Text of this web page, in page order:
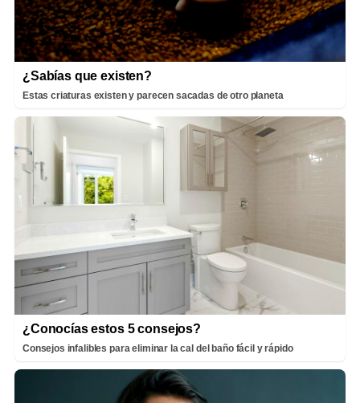
¿Sabías que existen?
Estas criaturas existen y parecen sacadas de otro planeta
¿Conocías estos 5 consejos?
Consejos infalibles para eliminar la cal del baño fácil y rápido